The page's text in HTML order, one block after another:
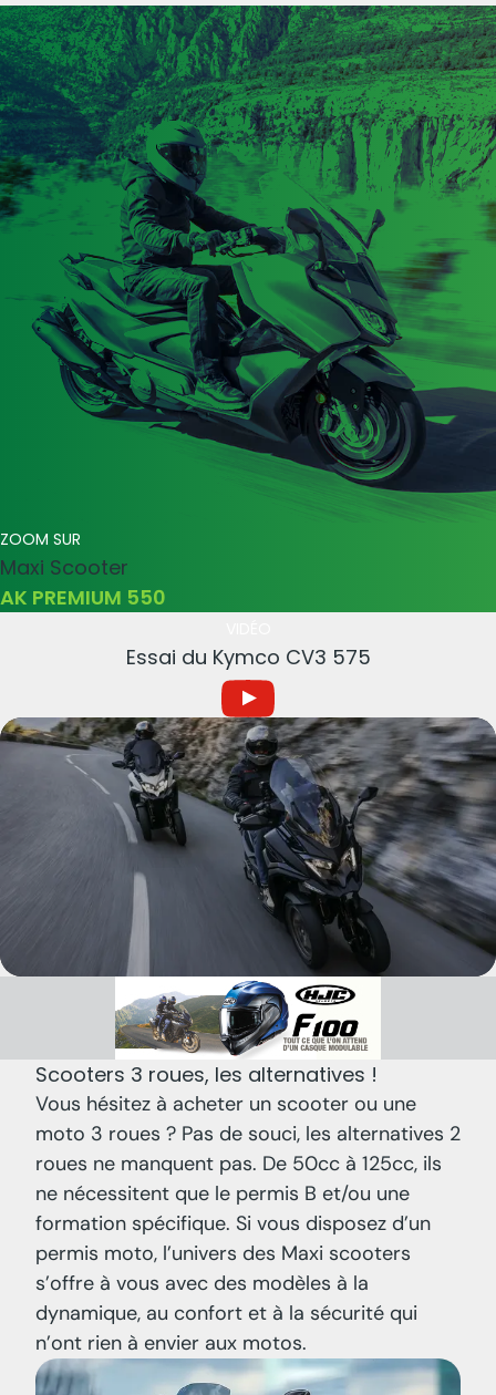
24.07.2026
Le Scooter électrique
125 Zero LS1
débarque en Europe
24.07.2026
Scooter Vespa Gigi
Saint-Tropez : une
édition limitée qui
célèbre l'art de vivre
méditerranéen
ZOOM SUR
Maxi Scooter
AK PREMIUM 550
VIDÉO
Essai du Kymco CV3 575
Scooters 3 roues, les alternatives !
Vous hésitez à acheter un scooter ou une
moto 3 roues ? Pas de souci, les alternatives 2
roues ne manquent pas. De 50cc à 125cc, ils
ne nécessitent que le permis B et/ou une